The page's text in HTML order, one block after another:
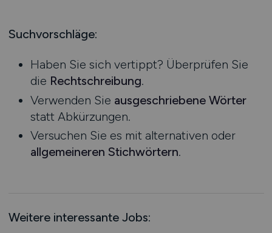
Schienen- / Straßen- / Luft- / Seefracht
Supply Chain Management
Vertrieb / Verkauf / Handel
Zoll / Behörden
Sonstige
Mecklenburg-Vorpommern
Nordrhein-Westfalen
Rheinland-Pfalz
Saarland
Sachsen
Sachsen-Anhalt
Schleswig-Holstein
Schweiz
Suchvorschläge:
Haben Sie sich vertippt? Überprüfen Sie
die Rechtschreibung.
Verwenden Sie ausgeschriebene Wörter
statt Abkürzungen.
Versuchen Sie es mit alternativen oder
allgemeineren Stichwörtern.
Weitere interessante Jobs: